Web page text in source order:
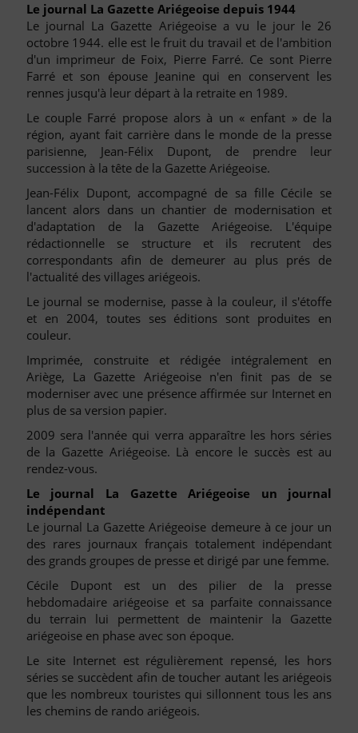
Le journal La Gazette Ariégeoise depuis 1944
Le journal La Gazette Ariégeoise a vu le jour le 26
octobre 1944. elle est le fruit du travail et de l'ambition
d'un imprimeur de Foix, Pierre Farré. Ce sont Pierre
Farré et son épouse Jeanine qui en conservent les
rennes jusqu'à leur départ à la retraite en 1989.
Le couple Farré propose alors à un « enfant » de la
région, ayant fait carrière dans le monde de la presse
parisienne, Jean-Félix Dupont, de prendre leur
succession à la tête de la Gazette Ariégeoise.
Jean-Félix Dupont, accompagné de sa fille Cécile se
lancent alors dans un chantier de modernisation et
d'adaptation de la Gazette Ariégeoise. L'équipe
rédactionnelle se structure et ils recrutent des
correspondants afin de demeurer au plus prés de
l'actualité des villages ariégeois.
Le journal se modernise, passe à la couleur, il s'étoffe
et en 2004, toutes ses éditions sont produites en
couleur.
Imprimée, construite et rédigée intégralement en
Ariège, La Gazette Ariégeoise n'en finit pas de se
moderniser avec une présence affirmée sur Internet en
plus de sa version papier.
2009 sera l'année qui verra apparaître les hors séries
de la Gazette Ariégeoise. Là encore le succès est au
rendez-vous.
Le journal La Gazette Ariégeoise un journal
indépendant
Le journal La Gazette Ariégeoise demeure à ce jour un
des rares journaux français totalement indépendant
des grands groupes de presse et dirigé par une femme.
Cécile Dupont est un des pilier de la presse
hebdomadaire ariégeoise et sa parfaite connaissance
du terrain lui permettent de maintenir la Gazette
ariégeoise en phase avec son époque.
Le site Internet est régulièrement repensé, les hors
séries se succèdent afin de toucher autant les ariégeois
que les nombreux touristes qui sillonnent tous les ans
les chemins de rando ariégeois.